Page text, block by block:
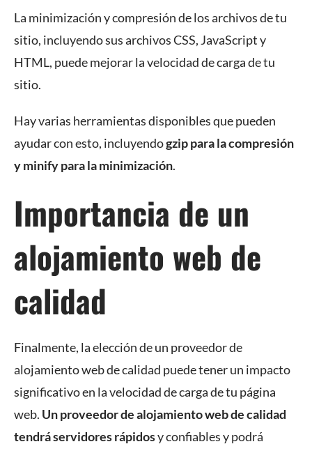
La minimización y compresión de los archivos de tu
sitio, incluyendo sus archivos CSS, JavaScript y
HTML, puede mejorar la velocidad de carga de tu
sitio.
Hay varias herramientas disponibles que pueden
ayudar con esto, incluyendogzip para la compresión
y minify para la minimización.
Importancia de un
alojamiento web de
calidad
Finalmente, la elección de un proveedor de
alojamiento web de calidad puede tener un impacto
significativo en la velocidad de carga de tu página
web. Un proveedor de alojamiento web de calidad
tendrá servidores rápidosy confiables y podrá